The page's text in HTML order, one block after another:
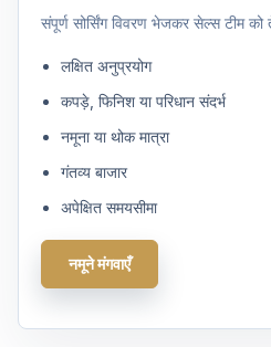
संपूर्ण सोर्सिंग विवरण भेजकर सेल्स टीम
लक्षित अनुप्रयोग
कपड़े, फिनिश या परिधान संदर्भ
नमूना या थोक मात्रा
गंतव्य बाजार
अपेक्षित समयसीमा
नमूने मंगवाएँ